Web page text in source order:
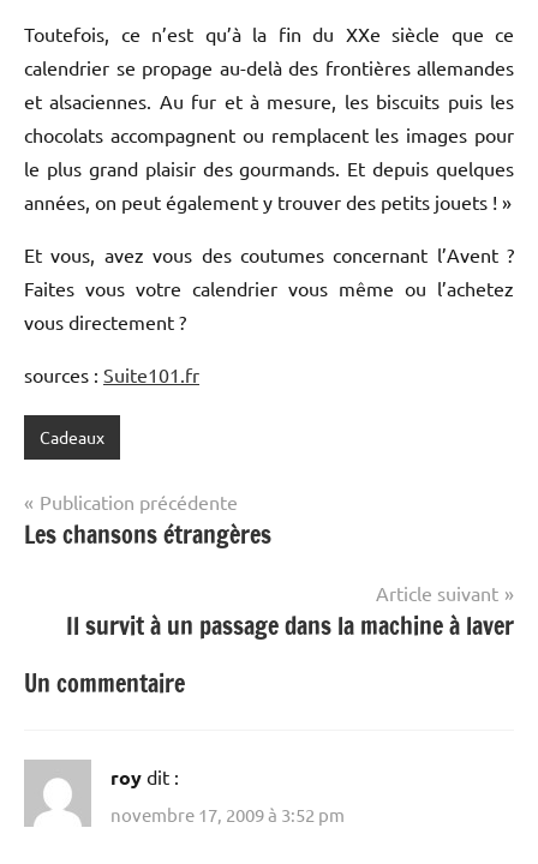
Toutefois, ce n’est qu’à la fin du XXe siècle que ce
calendrier se propage au-delà des frontières allemandes
et alsaciennes. Au fur et à mesure, les biscuits puis les
chocolats accompagnent ou remplacent les images pour
le plus grand plaisir des gourmands. Et depuis quelques
années, on peut également y trouver des petits jouets ! »
Et vous, avez vous des coutumes concernant l’Avent ?
Faites vous votre calendrier vous même ou l’achetez
vous directement ?
sources : Suite101.fr
Cadeaux
Navigation
de
Publication précédente
Les chansons étrangères
Article suivant
Il survit à un passage dans la machine à laver
Un commentaire
roy dit :
novembre 17, 2009 à 3:52 pm